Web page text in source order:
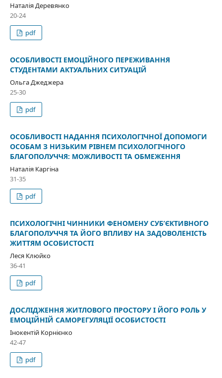
Наталія Деревянко
20-24
pdf
ОСОБЛИВОСТІ ЕМОЦІЙНОГО ПЕРЕЖИВАННЯ
СТУДЕНТАМИ АКТУАЛЬНИХ СИТУАЦІЙ
Ольга Джеджера
25-30
pdf
ОСОБЛИВОСТІ НАДАННЯ ПСИХОЛОГІЧНОЇ ДОПОМОГИ
ОСОБАМ З НИЗЬКИМ РІВНЕМ ПСИХОЛОГІЧНОГО
БЛАГОПОЛУЧЧЯ: МОЖЛИВОСТІ ТА ОБМЕЖЕННЯ
Наталія Каргіна
31-35
pdf
ПСИХОЛОГІЧНІ ЧИННИКИ ФЕНОМЕНУ СУБ’ЄКТИВНОГО
БЛАГОПОЛУЧЧЯ ТА ЙОГО ВПЛИВУ НА ЗАДОВОЛЕНІСТЬ
ЖИТТЯМ ОСОБИСТОСТІ
Леся Клюйко
36-41
pdf
ДОСЛІДЖЕННЯ ЖИТЛОВОГО ПРОСТОРУ І ЙОГО РОЛЬ У
ЕМОЦІЙНІЙ САМОРЕГУЛЯЦІЇ ОСОБИСТОСТІ
Інокентій Корнієнко
42-47
pdf